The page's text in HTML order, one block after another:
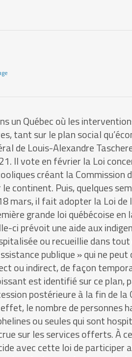
un Québec où les
tant sur le plan social
de Louis-Alexandre
Il vote en février la Loi
créant la Commission
le continent. Puis, quelques
mars, il fait adopter la Loi de
grande loi québécoise en
ci prévoit une aide aux
ou recueillie dans
publique » qui ne
ou indirect, de façon
est identifié sur ce plan,
postérieure à la fin de
le nombre de personnes
ou seules qui sont
sur les services offerts. À
avec cette loi de participer